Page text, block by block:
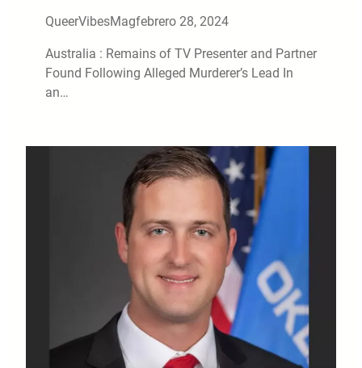
QueerVibesMagfebrero 28, 2024
Australia : Remains of TV Presenter and Partner
Found Following Alleged Murderer’s Lead In
an…